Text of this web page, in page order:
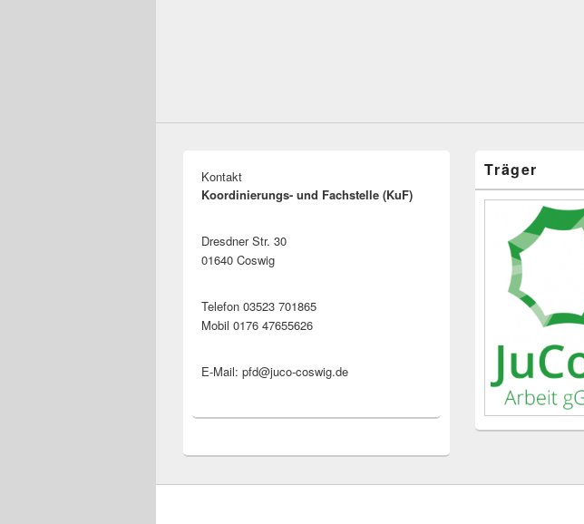
Kontakt
Koordinierungs- und Fachstelle (KuF)
Dresdner Str. 30
01640 Coswig
Telefon 03523 701865
Mobil 0176 47655626
E-Mail: pfd@juco-coswig.de
Träger